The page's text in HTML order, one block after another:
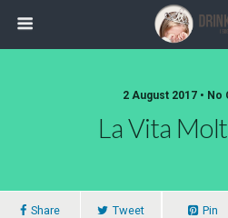
2 August 2017 • No
La Vita
Share Tweet Pin